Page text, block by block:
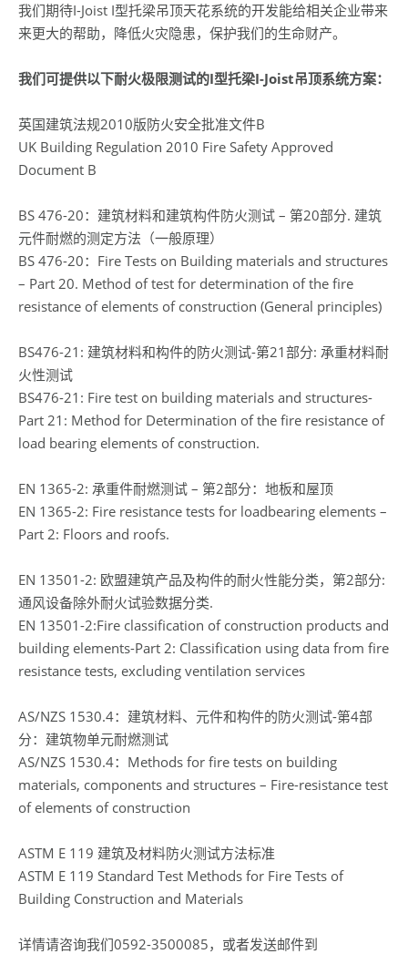
我们期待I-Joist I型托梁吊顶天花系统的开发能给相关企业带来
来更大的帮助，降低火灾隐患，保护我们的生命财产。
我们可提供以下耐火极限测试的I型托梁I-Joist吊顶系统方案：
英国建筑法规2010版防火安全批准文件B
UK Building Regulation 2010 Fire Safety Approved
Document B
BS 476-20：建筑材料和建筑构件防火测试 – 第20部分. 建筑
元件耐燃的测定方法（一般原理）
BS 476-20：Fire Tests on Building materials and structures
– Part 20. Method of test for determination of the fire
resistance of elements of construction (General principles)
BS476-21: 建筑材料和构件的防火测试-第21部分: 承重材料耐
火性测试
BS476-21: Fire test on building materials and structures-
Part 21: Method for Determination of the fire resistance of
load bearing elements of construction.
EN 1365-2: 承重件耐燃测试 – 第2部分：地板和屋顶
EN 1365-2: Fire resistance tests for loadbearing elements –
Part 2: Floors and roofs.
EN 13501-2: 欧盟建筑产品及构件的耐火性能分类，第2部分:
通风设备除外耐火试验数据分类.
EN 13501-2:Fire classification of construction products and
building elements-Part 2: Classification using data from fire
resistance tests, excluding ventilation services
AS/NZS 1530.4：建筑材料、元件和构件的防火测试-第4部
分：建筑物单元耐燃测试
AS/NZS 1530.4：Methods for fire tests on building
materials, components and structures – Fire-resistance test
of elements of construction
ASTM E 119 建筑及材料防火测试方法标准
ASTM E 119 Standard Test Methods for Fire Tests of
Building Construction and Materials
详情请咨询我们0592-3500085，或者发送邮件到